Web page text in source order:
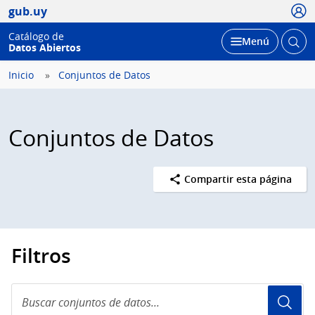
gub.uy
Catálogo de
Datos Abiertos
Desplegar
Menú Abrir
Inicio Conjuntos de Datos
Conjuntos de Datos
Compartir esta página
Filtros
conjuntos